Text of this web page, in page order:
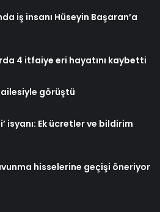
iş insanı Hüseyin Başaran’a
4 itfaiye eri hayatını kaybetti
görüştü
isyanı: Ek ücretler ve bildirim
hisselerine geçişi öneriyor